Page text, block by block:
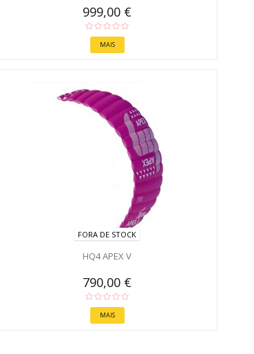
999,00 €
MAIS
FORA DE STOCK
HQ4 APEX V
790,00 €
MAIS